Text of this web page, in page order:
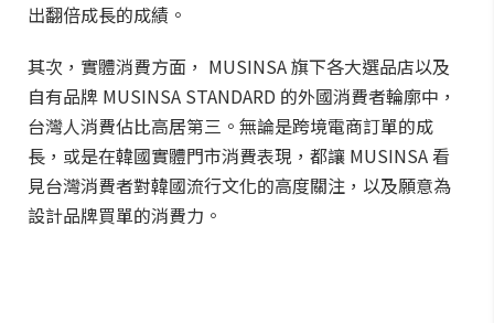
出翻倍成長的成績。
其次，實體消費方面， MUSINSA 旗下各大選品店以及
自有品牌 MUSINSA STANDARD 的外國消費者輪廓中，
台灣人消費佔比高居第三。無論是跨境電商訂單的成
長，或是在韓國實體門市消費表現，都讓 MUSINSA 看
見台灣消費者對韓國流行文化的高度關注，以及願意為
設計品牌買單的消費力。